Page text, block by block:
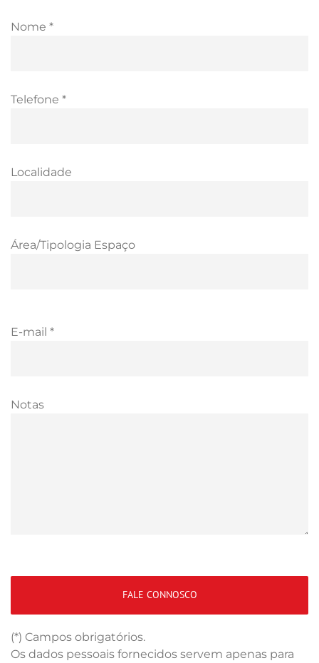
Nome *
Telefone *
Localidade
Área/Tipologia Espaço
E-mail *
Notas
(*) Campos obrigatórios.
Os dados pessoais fornecidos servem apenas para